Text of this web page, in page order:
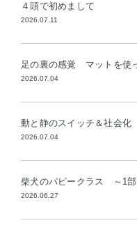
４頭で初めまして
2026.07.11
足の裏の感覚 マットを使
2026.07.04
動と静のスイッチ＆社会化
2026.07.04
柴犬のパピークラス ～1部
2026.06.27